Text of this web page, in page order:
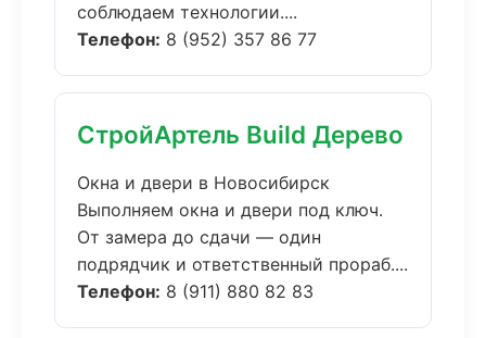
соблюдаем технологии....
Телефон: 8 (952) 357 86 77
СтройАртель Build Дерево
Окна и двери в Новосибирск
Выполняем окна и двери под ключ.
От замера до сдачи — один
подрядчик и ответственный прораб....
Телефон: 8 (911) 880 82 83